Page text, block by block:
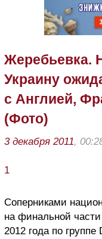
Жеребьевка.
Украину
с Англией,
(Фото)
3 декабря 2011,
1
Соперниками
на финальной
2012 года по